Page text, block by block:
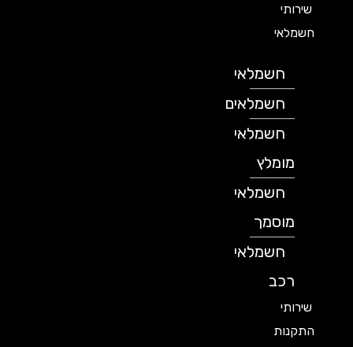
שירותי
חשמלאי
חשמלאי
חשמלאים
חשמלאי
מומלץ
חשמלאי
מוסמך
חשמלאי
שירותי
התקנות